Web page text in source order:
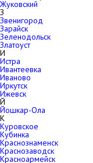
Жуковский
З
Звенигород
Зарайск
Зеленодольск
Златоуст
И
Истра
Ивантеевка
Иваново
Иркутск
Ижевск
Й
Йошкар-Ола
К
Куровское
Кубинка
Краснознаменск
Краснозаводск
Красноармейск